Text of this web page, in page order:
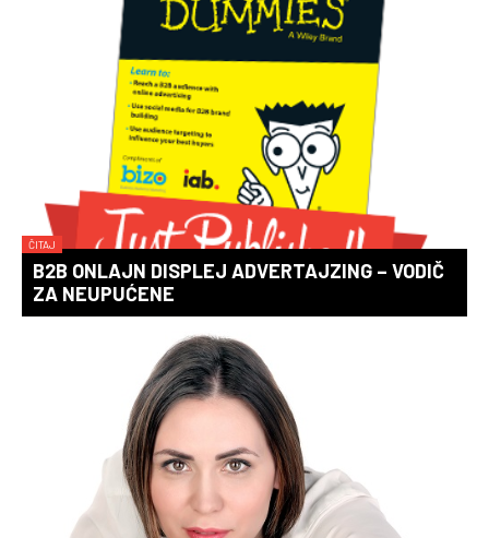
ČITAJ
B2B ONLAJN DISPLEJ ADVERTAJZING – VODIČ
ZA NEUPUĆENE